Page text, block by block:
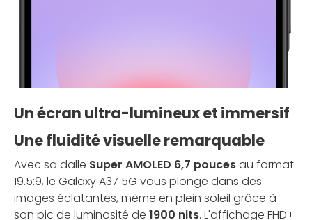
Un écran ultra-lumineux et immersif
Une fluidité visuelle remarquable
Avec sa dalle Super AMOLED 6,7 poucesau format
19.5:9, le Galaxy A37 5G vous plonge dans des
images éclatantes, même en plein soleil grâce à
son pic de luminosité de 1900 nits. L'affichage FHD+